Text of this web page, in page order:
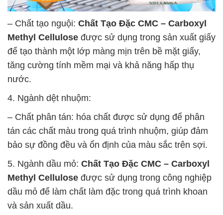
– Chất tạo nguội: Chất Tạo Đặc CMC – Carboxyl
Methyl Cellulose được sử dụng trong sản xuất giấy
để tạo thành một lớp màng mịn trên bề mặt giấy,
tăng cường tính mềm mại và khả năng hấp thụ
nước.
4. Ngành dệt nhuộm:
– Chất phân tán: hóa chất được sử dụng để phân
tán các chất màu trong quá trình nhuộm, giúp đảm
bảo sự đồng đều và ổn định của màu sắc trên sợi.
5. Ngành dầu mỏ: Chất Tạo Đặc CMC – Carboxyl
Methyl Cellulose được sử dụng trong công nghiệp
dầu mỏ để làm chất làm đặc trong quá trình khoan
và sản xuất dầu.